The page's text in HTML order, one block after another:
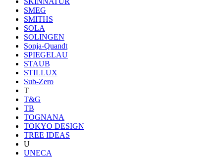
SMEG
SMITHS
SOLA
SOLINGEN
Sonja-Quandt
SPIEGELAU
STAUB
STILLUX
Sub-Zero
T
T&G
TB
TOGNANA
TOKYO DESIGN
TREE IDEAS
U
UNECA